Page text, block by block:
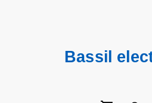
Bassil